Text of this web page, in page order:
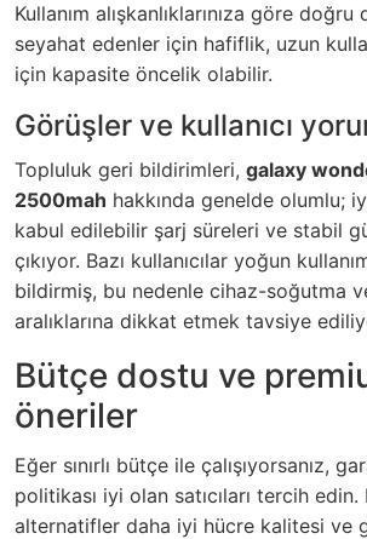
Kullanım alışkanlıklarınıza göre
seyahat edenler için hafiflik, uzun
için kapasite öncelik olabilir.
Görüşler ve kullanıcı
Topluluk geri bildirimleri, galaxy
2500mah hakkında genelde olumlu;
kabul edilebilir şarj süreleri ve stabil
çıkıyor. Bazı kullanıcılar yoğun
bildirmiş, bu nedenle cihaz-soğutma
aralıklarına dikkat etmek tavsiye
Bütçe dostu ve
öneriler
Eğer sınırlı bütçe ile çalışıyorsanız,
politikası iyi olan satıcıları tercih edin.
alternatifler daha iyi hücre kalitesi ve